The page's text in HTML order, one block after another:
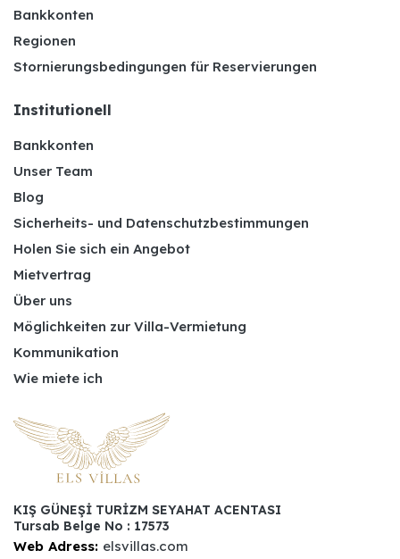
Bankkonten
Regionen
Stornierungsbedingungen für Reservierungen
Institutionell
Bankkonten
Unser Team
Blog
Sicherheits- und Datenschutzbestimmungen
Holen Sie sich ein Angebot
Mietvertrag
Über uns
Möglichkeiten zur Villa-Vermietung
Kommunikation
Wie miete ich
KIŞ GÜNEŞİ TURİZM SEYAHAT ACENTASI
Tursab Belge No : 17573
Web Adress: elsvillas.com